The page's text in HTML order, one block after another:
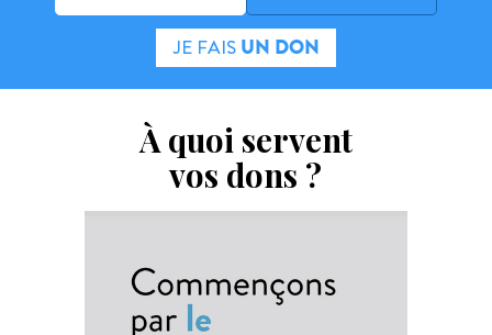
JE FAISUN DON
À quoi servent
vos dons ?